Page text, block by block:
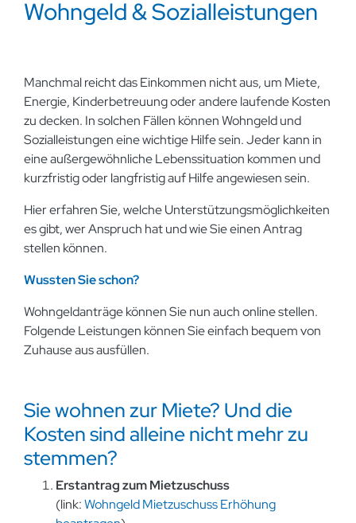
Wohngeld & Sozialleistungen
Manchmal reicht das Einkommen nicht aus, um Miete,
Energie, Kinderbetreuung oder andere laufende Kosten
zu decken. In solchen Fällen können Wohngeld und
Sozialleistungen eine wichtige Hilfe sein. Jeder kann in
eine außergewöhnliche Lebenssituation kommen und
kurzfristig oder langfristig auf Hilfe angewiesen sein.
Hier erfahren Sie, welche Unterstützungsmöglichkeiten
es gibt, wer Anspruch hat und wie Sie einen Antrag
stellen können.
Wussten Sie schon?
Wohngeldanträge können Sie nun auch online stellen.
Folgende Leistungen können Sie einfach bequem von
Zuhause aus ausfüllen.
Sie wohnen zur Miete? Und die
Kosten sind alleine nicht mehr zu
stemmen?
Erstantrag zum Mietzuschuss
(link:Wohngeld Mietzuschuss Erhöhung